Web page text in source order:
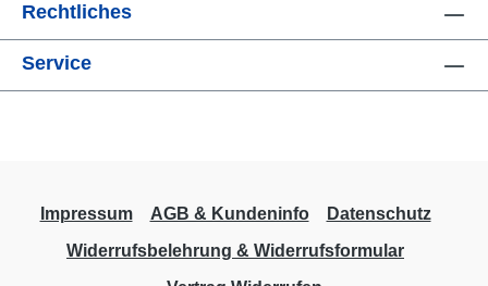
Rechtliches
Service
Impressum AGB & Kundeninfo
Datenschutz
Widerrufsbelehrung & Widerrufsformular